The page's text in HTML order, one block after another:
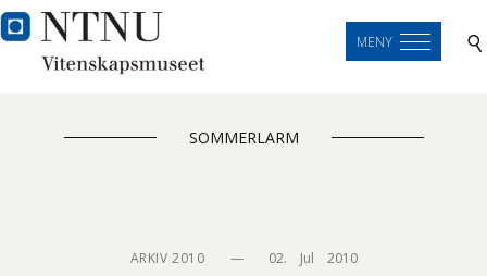
MENY
SOMMERLARM
ARKIV 2010 — 02.    Jul    2010